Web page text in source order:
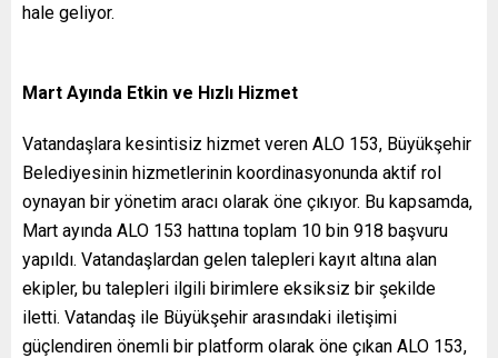
hale geliyor.
Mart Ayında Etkin ve Hızlı Hizmet
Vatandaşlara kesintisiz hizmet veren ALO 153, Büyükşehir
Belediyesinin hizmetlerinin koordinasyonunda aktif rol
oynayan bir yönetim aracı olarak öne çıkıyor. Bu kapsamda,
Mart ayında ALO 153 hattına toplam 10 bin 918 başvuru
yapıldı. Vatandaşlardan gelen talepleri kayıt altına alan
ekipler, bu talepleri ilgili birimlere eksiksiz bir şekilde
iletti. Vatandaş ile Büyükşehir arasındaki iletişimi
güçlendiren önemli bir platform olarak öne çıkan ALO 153,